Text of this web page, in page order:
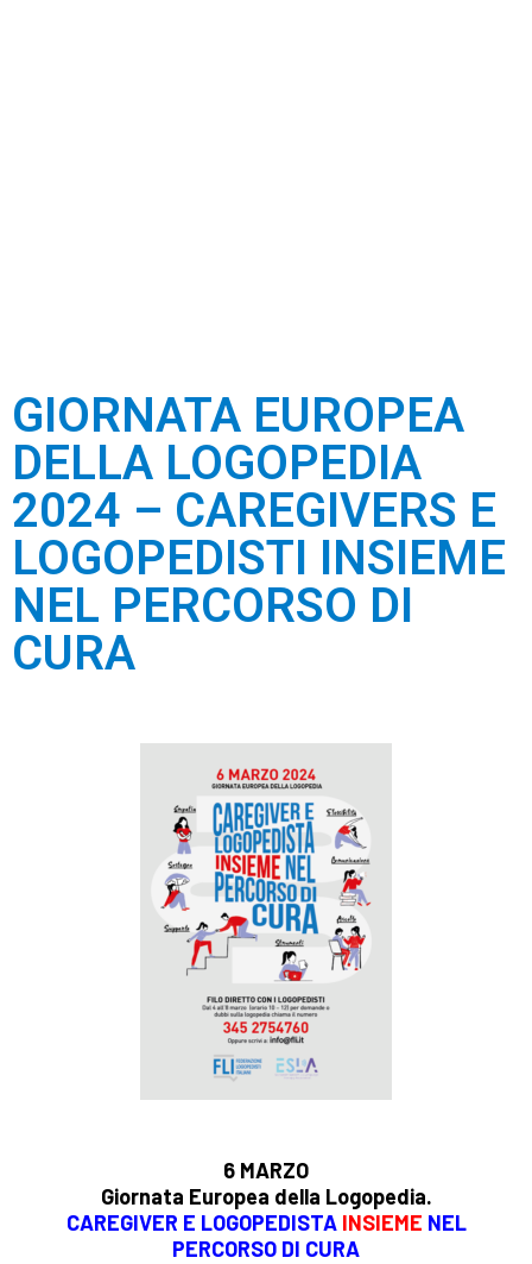
GIORNATA EUROPEA
DELLA LOGOPEDIA
2024 – CAREGIVERS E
LOGOPEDISTI INSIEME
NEL PERCORSO DI
CURA
6 MARZO
Giornata Europea della Logopedia.
CAREGIVER E LOGOPEDISTA INSIEME NEL
PERCORSO DI CURA